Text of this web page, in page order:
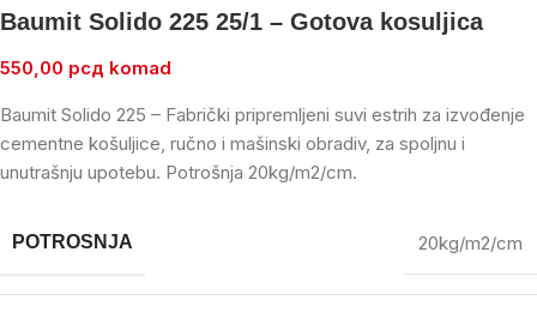
Baumit Solido 225 25/1 – Gotova kosuljica
550,00 рсд komad
Baumit Solido 225 – Fabrički pripremljeni suvi estrih za izvođenje
cementne košuljice, ručno i mašinski obradiv, za spoljnu i
unutrašnju upotebu. Potrošnja 20kg/m2/cm.
POTROSNJA 20kg/m2/cm